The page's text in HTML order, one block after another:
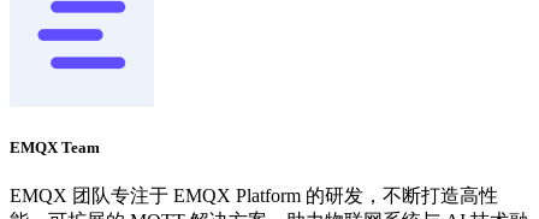
EMQX Team
EMQX 团队专注于 EMQX Platform 的研发，不断打造高性